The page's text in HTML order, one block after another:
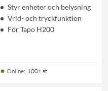
Styr enheter och belysning
Vrid- och tryckfunktion
För Tapo H200
Online: 100+ st